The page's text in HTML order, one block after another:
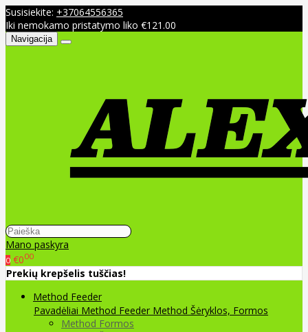
Susisiekite: +37064556365
Iki nemokamo pristatymo liko €121.00
Navigacija
Mano paskyra
0 €000
Prekių krepšelis tuščias!
Method Feeder
Pavadėliai Method Feeder Method Šėryklos, Formos
Method Formos